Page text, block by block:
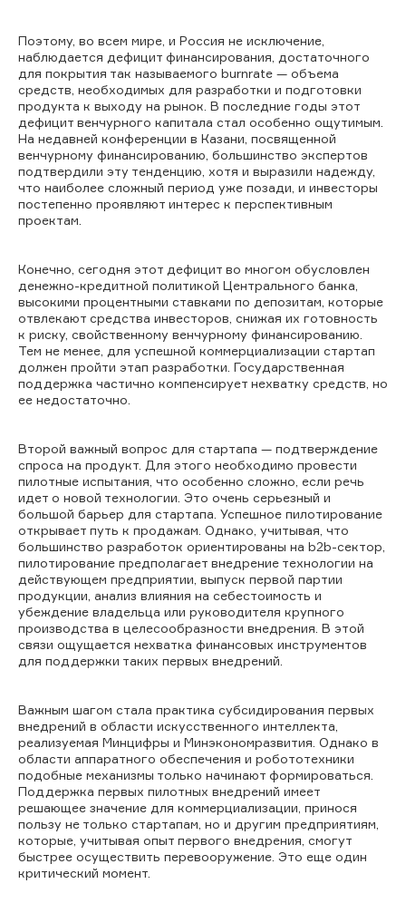
Поэтому, во всем мире, и Россия не исключение,
наблюдается дефицит финансирования, достаточного
для покрытия так называемого burnrate — объема
средств, необходимых для разработки и подготовки
продукта к выходу на рынок. В последние годы этот
дефицит венчурного капитала стал особенно ощутимым.
На недавней конференции в Казани, посвященной
венчурному финансированию, большинство экспертов
подтвердили эту тенденцию, хотя и выразили надежду,
что наиболее сложный период уже позади, и инвесторы
постепенно проявляют интерес к перспективным
проектам.
Конечно, сегодня этот дефицит во многом обусловлен
денежно-кредитной политикой Центрального банка,
высокими процентными ставками по депозитам, которые
отвлекают средства инвесторов, снижая их готовность
к риску, свойственному венчурному финансированию.
Тем не менее, для успешной коммерциализации стартап
должен пройти этап разработки. Государственная
поддержка частично компенсирует нехватку средств, но
ее недостаточно.
Второй важный вопрос для стартапа — подтверждение
спроса на продукт. Для этого необходимо провести
пилотные испытания, что особенно сложно, если речь
идет о новой технологии. Это очень серьезный и
большой барьер для стартапа. Успешное пилотирование
открывает путь к продажам. Однако, учитывая, что
большинство разработок ориентированы на b2b-сектор,
пилотирование предполагает внедрение технологии на
действующем предприятии, выпуск первой партии
продукции, анализ влияния на себестоимость и
убеждение владельца или руководителя крупного
производства в целесообразности внедрения. В этой
связи ощущается нехватка финансовых инструментов
для поддержки таких первых внедрений.
Важным шагом стала практика субсидирования первых
внедрений в области искусственного интеллекта,
реализуемая Минцифры и Минэкономразвития. Однако в
области аппаратного обеспечения и робототехники
подобные механизмы только начинают формироваться.
Поддержка первых пилотных внедрений имеет
решающее значение для коммерциализации, принося
пользу не только стартапам, но и другим предприятиям,
которые, учитывая опыт первого внедрения, смогут
быстрее осуществить перевооружение. Это еще один
критический момент.